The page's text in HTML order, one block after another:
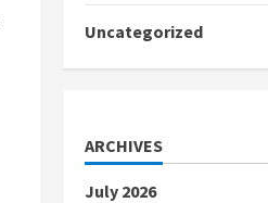
Uncategorized
ARCHIVES
July 2026